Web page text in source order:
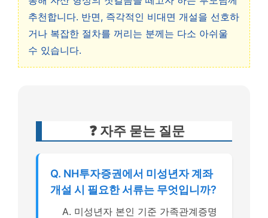
추천합니다. 반면, 즉각적인 비대면 개설을 선호하
거나 복잡한 절차를 꺼리는 분께는 다소 아쉬울
수 있습니다.
❓ 자주 묻는 질문
Q. NH투자증권에서 미성년자 계좌
개설 시 필요한 서류는 무엇입니까?
A. 미성년자 본인 기준 가족관계증명